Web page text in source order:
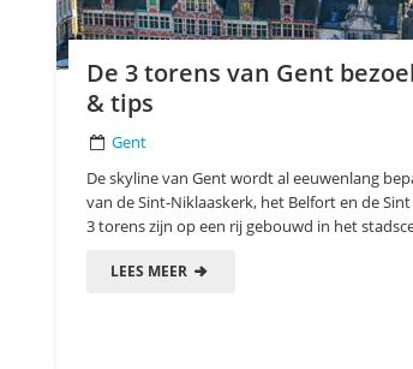
De 3 torens van Gent
& tips
Gent
De skyline van Gent wordt al eeuwenlang
van de Sint-Niklaaskerk, het Belfort en de
3 torens zijn op een rij gebouwd in het
LEES MEER